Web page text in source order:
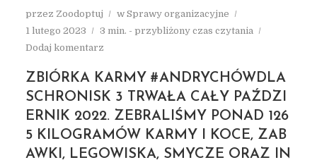
przez Zoodoptuj w Sprawy organizacyjne
1 lutego 2023
3 min. - przybliżony czas czytania
Dodaj komentarz
ZBIÓRKA KARMY #ANDRYCHÓWDLA
SCHRONISK 3 TRWAŁA CAŁY PAŹDZI
ERNIK 2022. ZEBRALIŚMY PONAD 126
5 KILOGRAMÓW KARMY I KOCE, ZAB
AWKI, LEGOWISKA, SMYCZE ORAZ IN